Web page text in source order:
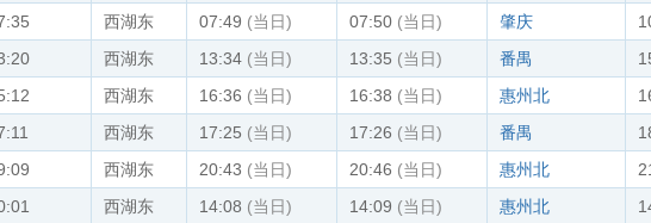
西湖东 07:49 (当日) 07:50 (当日) 肇庆
西湖东 13:34 (当日) 13:35 (当日) 番禺
西湖东 16:36 (当日) 16:38 (当日) 惠州北
西湖东 17:25 (当日) 17:26 (当日) 番禺
西湖东 20:43 (当日) 20:46 (当日) 惠州北
西湖东 14:08 (当日) 14:09 (当日) 惠州北